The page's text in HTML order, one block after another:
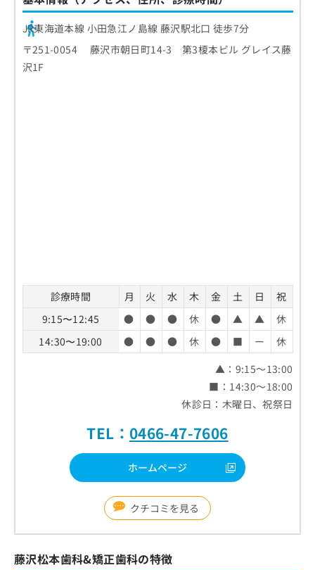
JR東海道本線 小田急江ノ島線 藤沢駅北口 徒歩7分
〒251-0054 藤沢市朝日町14-3 第3榎本ビル グレイス藤
沢1F
診療時間 月 火 水 木 金 土 日
祝
9:15〜12:45
● ● ● 休 ● ▲ ▲
休
14:30〜19:00
● ● ● 休 ● ■ ー
休
▲：9:15～13:00
■：14:30～18:00
休診日：木曜日、祝祭日
TEL： 0466-47-7606
ホームページ
クチコミを見る
藤沢松本歯科&矯正歯科の特徴